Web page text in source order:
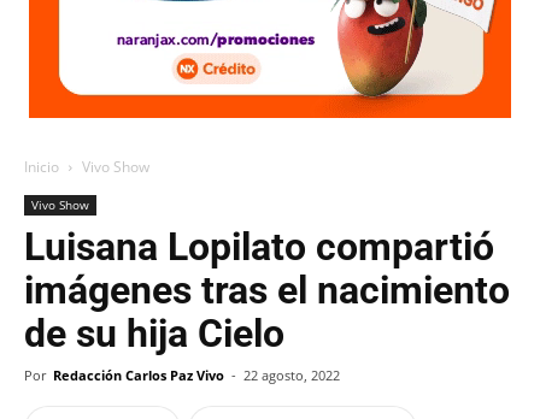
Inicio Vivo Show
Vivo Show
Luisana Lopilato compartió
imágenes tras el nacimiento
de su hija Cielo
Por Redacción Carlos Paz Vivo - 22 agosto, 2022